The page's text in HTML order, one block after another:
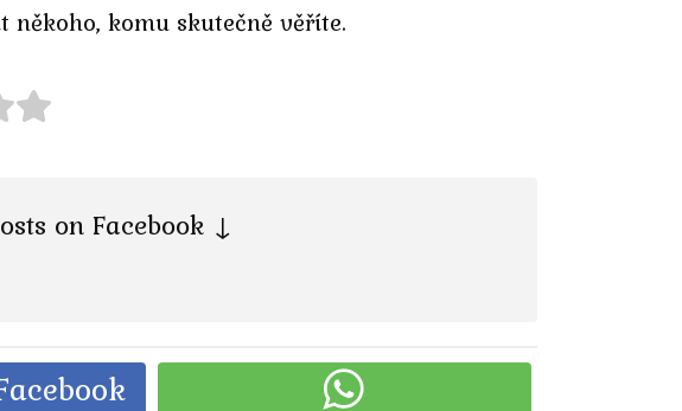
komu skutečně věříte.
on Facebook ↓